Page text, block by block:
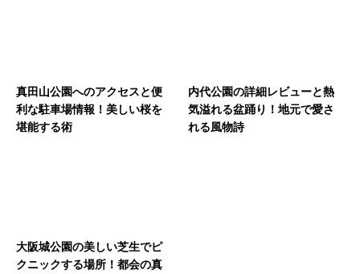
真田山公園へのアクセスと便
利な駐車場情報！美しい桜を
堪能する術
内代公園の詳細レビューと熱
気溢れる盆踊り！地元で愛さ
れる風物詩
大阪城公園の美しい芝生でピ
クニックする場所！都会の真